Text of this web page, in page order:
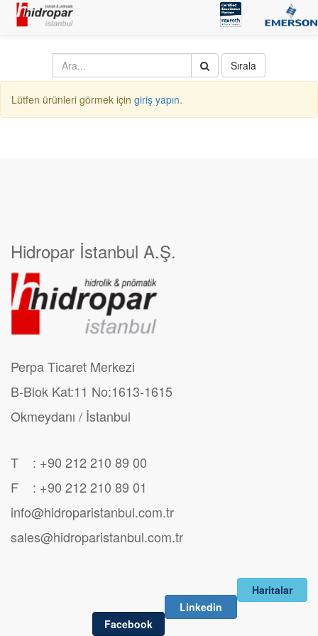
Sırala
Lütfen ürünleri görmek için giriş yapın.
Hidropar İstanbul A.Ş.
Perpa Ticaret Merkezi
B-Blok Kat:11 No:1613-1615
Okmeydanı / İstanbul
T : +90 212 210 89 00
F : +90 212 210 89 01
info@hidroparistanbul.com.tr
sales@hidroparistanbul.com.tr
Haritalar
Linkedin
Facebook